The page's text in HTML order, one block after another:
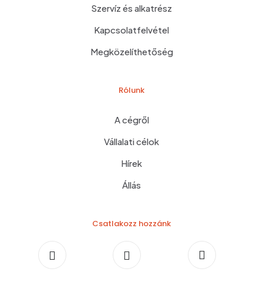
Szervíz és alkatrész
Kapcsolatfelvétel
Megközelíthetőség
Rólunk
A cégről
Vállalati célok
Hírek
Állás
Csatlakozz hozzánk